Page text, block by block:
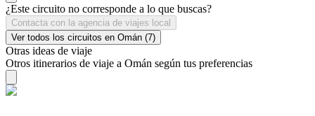
¿Este circuito no corresponde a lo que buscas?
Contacta con la agencia de viajes local
Ver todos los circuitos en Omán (7)
Otras ideas de viaje
Otros itinerarios de viaje a Omán según tus preferencias